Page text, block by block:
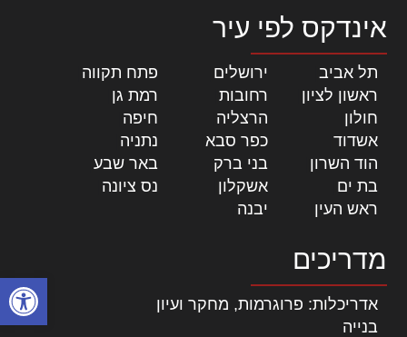
פתח
אינדקס לפי עיר
תל אביב ירושלים פתח תקווה
ראשון לציון
רחובות רמת גן
חולון
הרצליה חיפה
אשדוד
כפר סבא נתניה
הוד השרון
בני ברק באר שבע
בת ים
אשקלון נס ציונה
ראש העין
יבנה
מדריכים
אדריכלות: פרוגרמות, מחקר ועיון
בנייה